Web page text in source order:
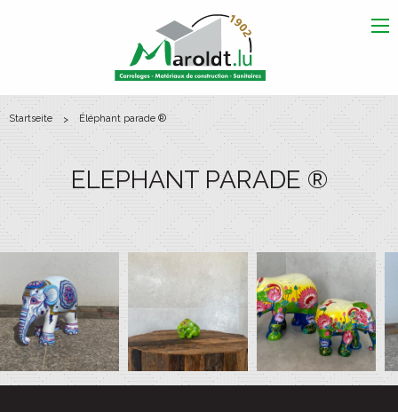
startseite éléphant parade ®
ELEPHANT PARADE ®